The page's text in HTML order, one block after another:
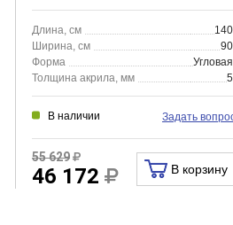
Длина, см
140
Ширина, см
90
Форма
Угловая
Толщина акрила, мм
5
В наличии Задать
55 629
46 172 В корзину